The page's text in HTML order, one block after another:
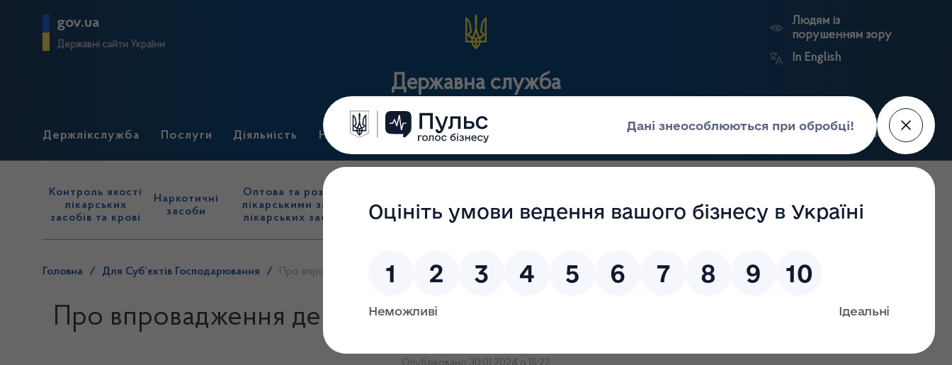
gov.ua
Державні сайти України
Державна служба
Людям із
порушенням зору
In English
Держлікслужба Послуги Діяльність Нормативні документи Для громадськості Прес-центр Пошук
Контроль якості
лікарських
засобів та крові
Наркотичні
засоби
Оптова та роздрібна торгівля
лікарськими засобами, імпорт
лікарських засобів (крім АФІ)
нагляд
(контроль)
засобів, крові та
сертифікація
нагляд
реєстри
портал
Держлікслужби
Головна / Для Суб’єктів Господарювання / Про впровадження державної програми реімбурсації «Доступні ліки»
Про впровадження державної програми реімбурсації «Доступні ліки»